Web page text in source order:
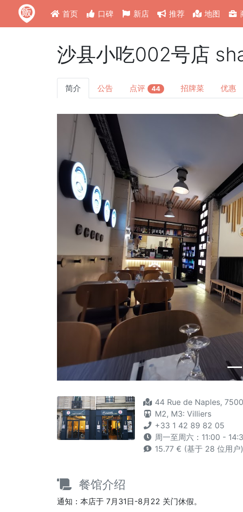
首页 口碑 新店 推荐 地图
沙县小吃002号店
简介 公告 点评 44 招牌菜 优惠
44 Rue de Naples,
M2, M3: Villiers
+33 1 42 89 82 05
周一至周六：11:00 -
15.77 € (基于 28 位用户)
餐馆介绍
通知：本店于 7月31日-8月22 关门休假。